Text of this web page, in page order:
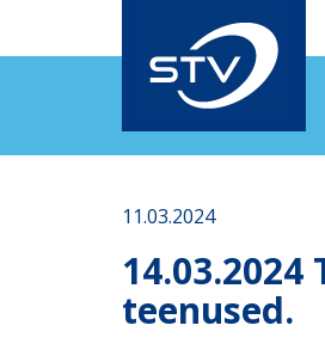
11.03.2024
teenused.